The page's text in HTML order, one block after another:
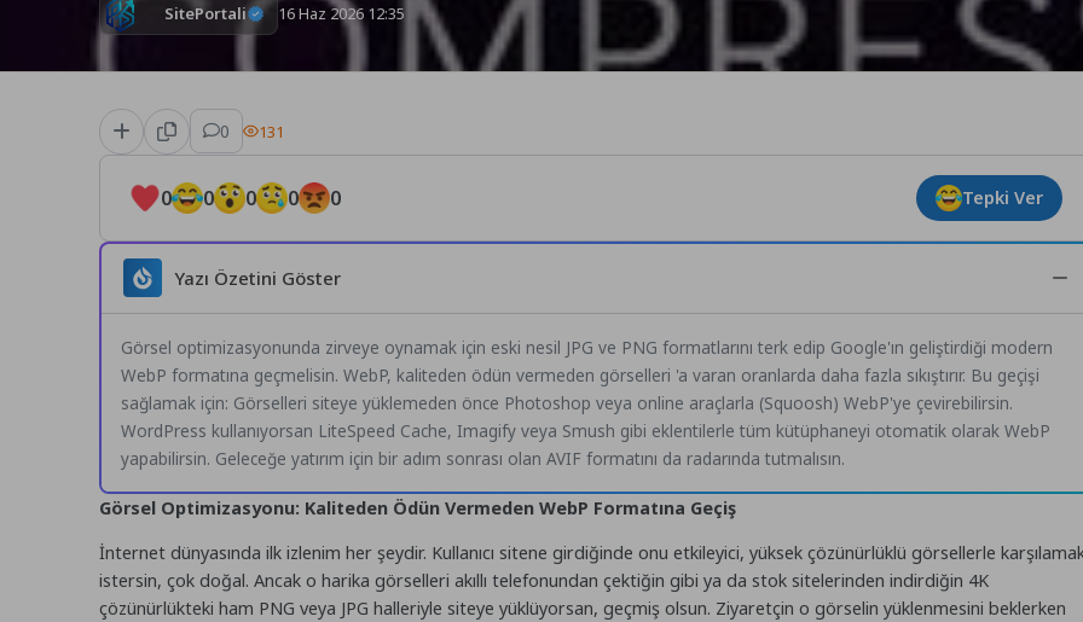
SitePortali 16 Haz 2026 12:35
0 131
0 0 0 0 0 Tepki Ver
Yazı Özetini Göster
Görsel optimizasyonunda zirveye oynamak için eski nesil JPG ve PNG formatlarını terk edip Google'ın geliştirdiği modern
WebP formatına geçmelisin. WebP, kaliteden ödün vermeden görselleri 'a varan oranlarda daha fazla sıkıştırır. Bu geçişi
sağlamak için: Görselleri siteye yüklemeden önce Photoshop veya online araçlarla (Squoosh) WebP'ye çevirebilirsin.
WordPress kullanıyorsan LiteSpeed Cache, Imagify veya Smush gibi eklentilerle tüm kütüphaneyi otomatik olarak WebP
yapabilirsin. Geleceğe yatırım için bir adım sonrası olan AVIF formatını da radarında tutmalısın.
Görsel Optimizasyonu: Kaliteden Ödün Vermeden WebP Formatına Geçiş
İnternet dünyasında ilk izlenim her şeydir. Kullanıcı sitene girdiğinde onu etkileyici, yüksek çözünürlüklü görsellerle
istersin, çok doğal. Ancak o harika görselleri akıllı telefonundan çektiğin gibi ya da stok sitelerinden indirdiğin 4K
çözünürlükteki ham PNG veya JPG halleriyle siteye yüklüyorsan, geçmiş olsun. Ziyaretçin o görselin yüklenmesini beklerken